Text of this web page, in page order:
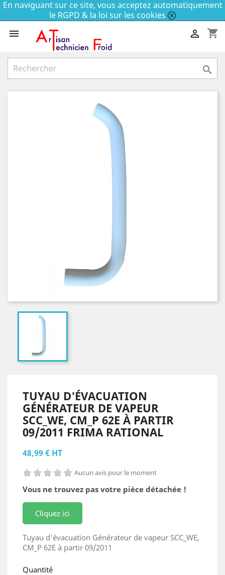
En naviguant sur ce site, vous acceptez automatiquement
le RGPD & la loi sur les cookies
 shopping_cart


TUYAU D'ÉVACUATION
GÉNÉRATEUR DE VAPEUR
SCC_WE, CM_P 62E À PARTIR
09/2011 FRIMA RATIONAL
48,99 € HT
Aucun avis pour le moment
Vous ne trouvez pas votre pièce détachée !
Cliquez ici
Tuyau d'évacuation Générateur de vapeur SCC_WE,
CM_P 62E à partir 09/2011
Quantité